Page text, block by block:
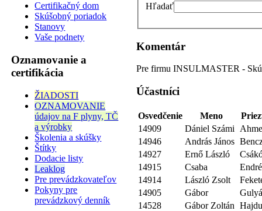
Certifikačný dom
Skúšobný poriadok
Stanovy
Vaše podnety
Oznamovanie a
certifikácia
ŽIADOSTI
OZNAMOVANIE
údajov na F plyny, TČ
a výrobky
Školenia a skúšky
Štítky
Dodacie listy
Leaklog
Pre prevádzkovateľov
Pokyny pre
prevádzkový denník
Hľadať
Komentár
Pre firmu INSULMASTER -
Účastníci
Osvedčenie Meno
14909
Dániel Számi
14946
András János
14927
Ernő László
14915
Csaba
14914
László Zsolt
14905
Gábor
14528
Gábor Zoltán